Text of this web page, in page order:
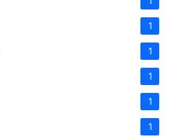
1
1
1
1
1